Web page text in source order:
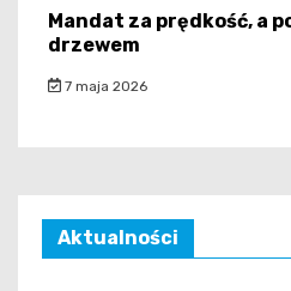
Mandat za prędkość, a
drzewem
7 maja 2026
Aktualności